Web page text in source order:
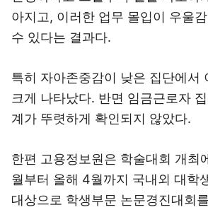
아지고, 이러한 업무 몰입이 우울
수 있다는 결과다.
특히 자아존중감이 낮은 집단에서
크게 나타났다. 반면 임금근로자
계가 뚜렷하게 확인되지 않았다.
한편 고용정보원은 학술대회 개최
월부터 올해 4월까지 국내외 대학
대상으로 학생부문 논문경진대회